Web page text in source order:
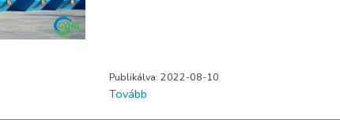
Publikálva: 2022-08-10
Tovább